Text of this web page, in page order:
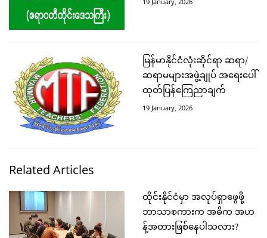
မြန်မာနိုင်ငံလုံးဆိုင်ရာ ဆရာ/
ဆရာမများအဖွဲ့ချုပ် အရေးပေါ်
ထုတ်ပြန်ကြေညာချက်
19 January, 2026
Related Articles
ထိုင်းနိုင်ငံမှာ အလုပ်ရှာဖွေဖို့
ဘာသာစကားက အဓိက အဟ
န့်အတားဖြစ်နေပါသလား?